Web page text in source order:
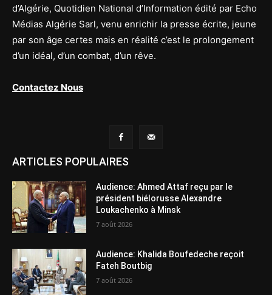
d’Algérie, Quotidien National d’Information édité par Echo
Médias Algérie Sarl, venu enrichir la presse écrite, jeune
par son âge certes mais en réalité c’est le prolongement
d’un idéal, d’un combat, d’un rêve.
Contactez Nous
ARTICLES POPULAIRES
Audience: Ahmed Attaf reçu par le
président biélorusse Alexandre
Loukachenko à Minsk
7 août 2026
Audience: Khalida Boufedeche reçoit
Fateh Boutbig
7 août 2026